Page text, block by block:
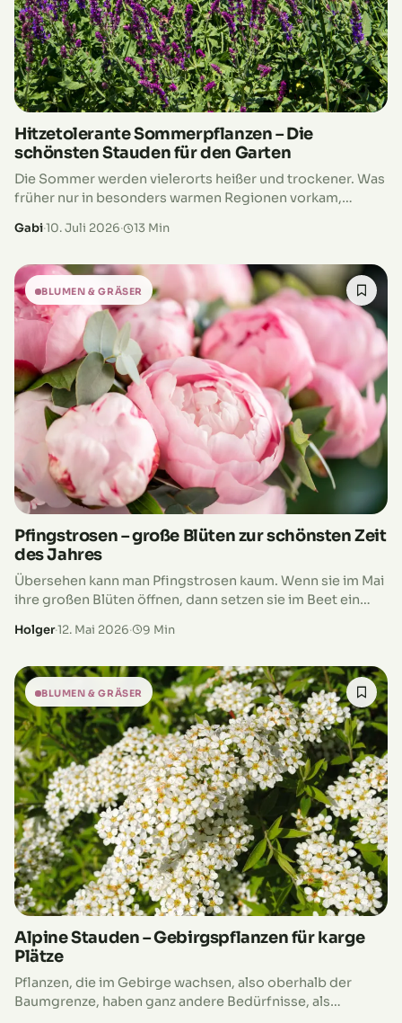
Hitzetolerante Sommerpflanzen – Die
schönsten Stauden für den Garten
Die Sommer werden vielerorts heißer und trockener. Was
früher nur in besonders warmen Regionen vorkam,
Wochenlang fällt kaum Regen, die Sonne…
Gabi·10. Juli 2026· 13 Min
BLUMEN & GRÄSER
Pfingstrosen – große Blüten zur schönsten Zeit
des Jahres
Übersehen kann man Pfingstrosen kaum. Wenn sie im Mai
ihre großen Blüten öffnen, dann setzen sie im Beet ein
elegant, andere tragen…
Holger·12. Mai 2026· 9 Min
BLUMEN & GRÄSER
Alpine Stauden – Gebirgspflanzen für karge
Plätze
Pflanzen, die im Gebirge wachsen, also oberhalb der
Baumgrenze, haben ganz andere Bedürfnisse, als